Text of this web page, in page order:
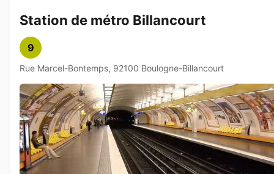
Station de métro Billancourt
9
Rue Marcel-Bontemps, 92100 Boulogne-Billancourt